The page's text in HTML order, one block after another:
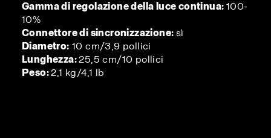
Gamma di regolazione della luce continua: 100-
10%
Connettore di sincronizzazione: sì
Diametro: 10 cm/3,9 pollici
Lunghezza:25,5 cm/10 pollici
Peso:2,1 kg/4,1 lb